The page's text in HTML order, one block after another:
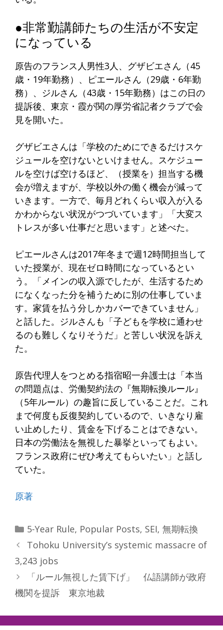
●非常勤講師たちの生活が不安定
になっている
原告のフランス人男性3人、グザビエさん（45
歳・19年勤務）、ピエールさん（29歳・6年勤
務）、ジルさん（43歳・15年勤務）はこの日の
提訴後、東京・霞が関の厚労省記者クラブで会
見を開いた。
グザビエさんは「学校のためにできるだけスケ
ジュールを空けないといけません。スケジュー
ルを空けば空けるほど、（授業を）担当する機
会が増えますが、学校以外の働く機会が減って
いきます。一方で、毎月どれくらい収入が入る
かわからない状況がつづいています」「大変ス
トレスが多い仕事だと思います」と述べた。
ピエールさんは2017年冬まで週12時間担当して
いた授業が、現在ゼロ時間になっているとい
う。「メインの収入源でしたが、生活するため
になくなった分を補うために別の仕事していま
す。家賃を払う分しかカバーできていません」
と話した。ジルさんも「子どもを学校に通わせ
るのも難しくなりそうだ」と苦しい状況を訴え
た。
原告代理人をつとめる指宿昭一弁護士は「本当
の問題点は、労働契約法の『無期転換ルール』
（5年ルール）の趣旨に反していることだ。これ
まで何度も反復契約しているので、いきなり雇
い止めしたり、賃金を下げることはできない。
日本の労働法を無視した暴挙といってもよい。
フランス政府にぜひ考えてもらいたい」と話し
ていた。
原著
Categories
5-Year Rule, Popular Posts, SEI, 無期転換
Tohoku University’s systemic massacre of
3,243 jobs
「ルール無視した賃下げ」 仏語講師が政府
機関を提訴 東京地裁